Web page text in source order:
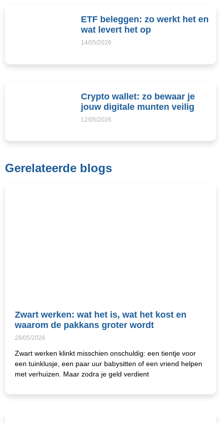
ETF beleggen: zo werkt het en
wat levert het op
14/05/2026
Crypto wallet: zo bewaar je
jouw digitale munten veilig
12/05/2026
Gerelateerde blogs
Zwart werken: wat het is, wat het kost en
waarom de pakkans groter wordt
28/05/2026
Zwart werken klinkt misschien onschuldig: een tientje voor
een tuinklusje, een paar uur babysitten of een vriend helpen
met verhuizen. Maar zodra je geld verdient